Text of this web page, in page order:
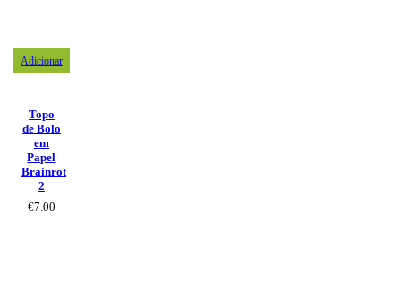
Adicionar
Topo
de Bolo
em
Papel
Brainrot
2
€7.00